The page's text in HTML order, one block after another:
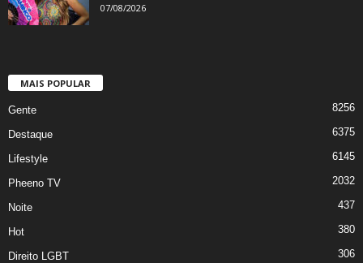
07/08/2026
MAIS POPULAR
Gente 8256
Destaque 6375
Lifestyle 6145
Pheeno TV 2032
Noite 437
Hot 380
Direito LGBT 306